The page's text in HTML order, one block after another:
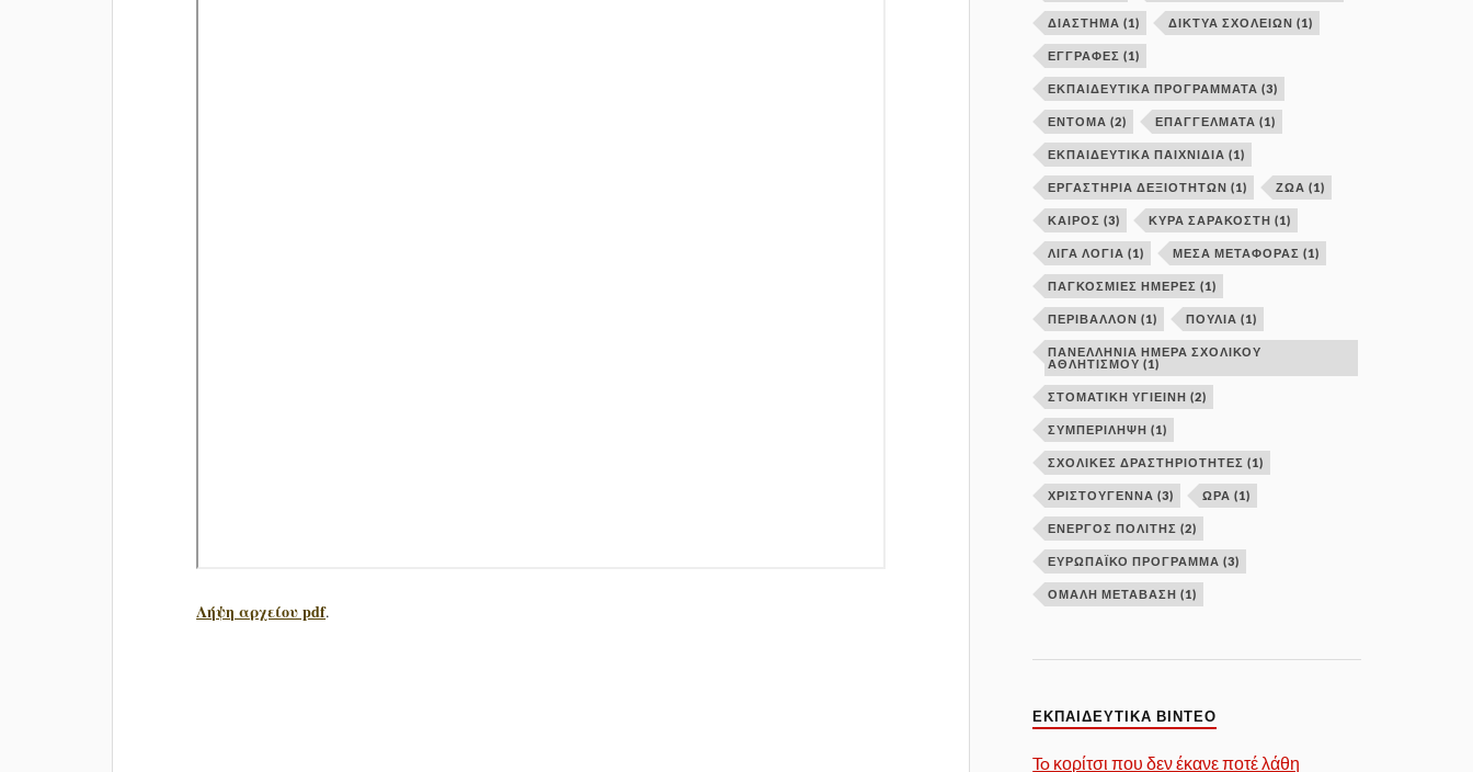
Λήψη αρχείου pdf.
ΔΙΑΣΤΗΜΑ (1) ΔΊΚΤΥΑ ΣΧΟΛΕΊΩΝ (1)
ΕΓΓΡΑΦΕΣ (1)
ΕΚΠΑΙΔΕΥΤΙΚΑ ΠΡΟΓΡΑΜΜΑΤΑ (3)
ΕΝΤΟΜΑ (2) ΕΠΑΓΓΕΛΜΑΤΑ (1)
ΕΚΠΑΙΔΕΥΤΙΚΆ ΠΑΙΧΝΊΔΙΑ (1)
ΕΡΓΑΣΤΉΡΙΑ ΔΕΞΙΟΤΉΤΩΝ (1) ΖΩΑ (1)
ΚΑΙΡΟΣ (3) ΚΥΡΆ ΣΑΡΑΚΟΣΤΉ (1)
ΛΙΓΑ ΛΟΓΙΑ (1) ΜΕΣΑ ΜΕΤΑΦΟΡΑΣ (1)
ΠΑΓΚΟΣΜΙΕΣ ΗΜΕΡΕΣ (1)
ΠΕΡΙΒΑΛΛΟΝ (1) ΠΟΥΛΙΑ (1)
ΠΑΝΕΛΛΉΝΙΑ ΗΜΈΡΑ ΣΧΟΛΙΚΟΎ
ΑΘΛΗΤΙΣΜΟΎ (1)
ΣΤΟΜΑΤΙΚΗ ΥΓΙΕΙΝΗ (2)
ΣΥΜΠΕΡΙΛΗΨΗ (1)
ΣΧΟΛΙΚΕΣ ΔΡΑΣΤΗΡΙΟΤΗΤΕΣ (1)
ΧΡΙΣΤΟΥΓΕΝΝΑ (3) ΩΡΑ (1)
ΕΝΕΡΓΌΣ ΠΟΛΊΤΗΣ (2)
ΕΥΡΩΠΑΪΚΌ ΠΡΌΓΡΑΜΜΑ (3)
ΟΜΑΛΉ ΜΕΤΆΒΑΣΗ (1)
ΕΚΠΑΙΔΕΥΤΙΚΑ ΒΙΝΤΕΟ
To κορίτσι που δεν έκανε ποτέ λάθη